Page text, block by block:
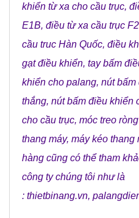
khiển từ xa cho cầu trục,
E1B, điều từ xa cầu trục
cầu truc Hàn Quốc, điều
gạt điều khiển, tay bấm
khiển cho palang, nút bấm
thắng, nút bấm điều khiển
cho cầu trục, móc treo
thang máy, máy kéo thang
hàng cũng có thể tham
công ty chúng tôi như là
: thietbinang.vn,